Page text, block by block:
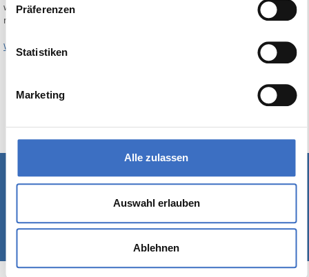
Präferenzen
Statistiken
Marketing
Alle zulassen
Auswahl erlauben
Ablehnen
werden in einem konsistenten System zusammengefasst: Sie erhalten
maximale Synergie und optimale Arbeitsprozesse!
Weitere Informationen
© 1989-2026 Rackow Software GmbH - Hamburg